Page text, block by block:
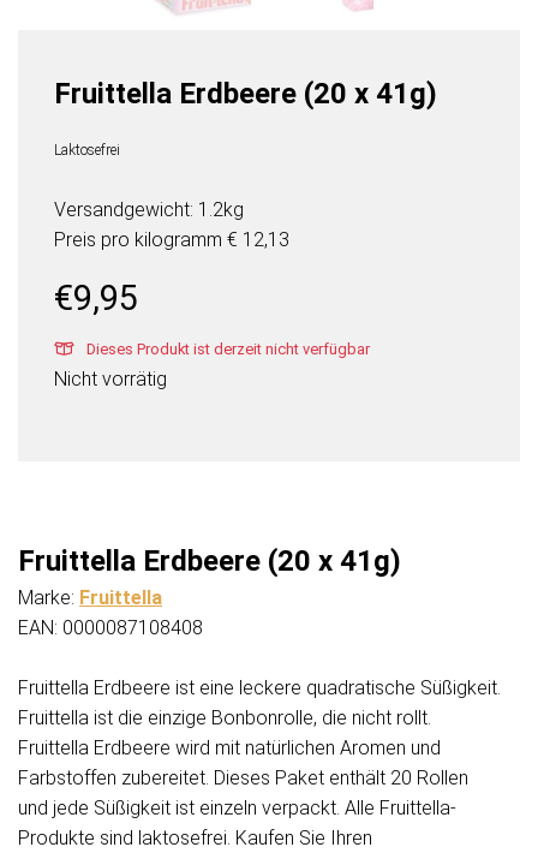
Fruittella Erdbeere (20 x 41g)
Laktosefrei
Versandgewicht: 1.2kg
Preis pro kilogramm € 12,13
€9,95
Dieses Produkt ist derzeit nicht verfügbar
Nicht vorrätig
Fruittella Erdbeere (20 x 41g)
Marke: Fruittella
EAN: 0000087108408
Fruittella Erdbeere ist eine leckere quadratische Süßigkeit.
Fruittella ist die einzige Bonbonrolle, die nicht rollt.
Fruittella Erdbeere wird mit natürlichen Aromen und
Farbstoffen zubereitet. Dieses Paket enthält 20 Rollen
und jede Süßigkeit ist einzeln verpackt. Alle Fruittella-
Produkte sind laktosefrei. Kaufen Sie Ihren